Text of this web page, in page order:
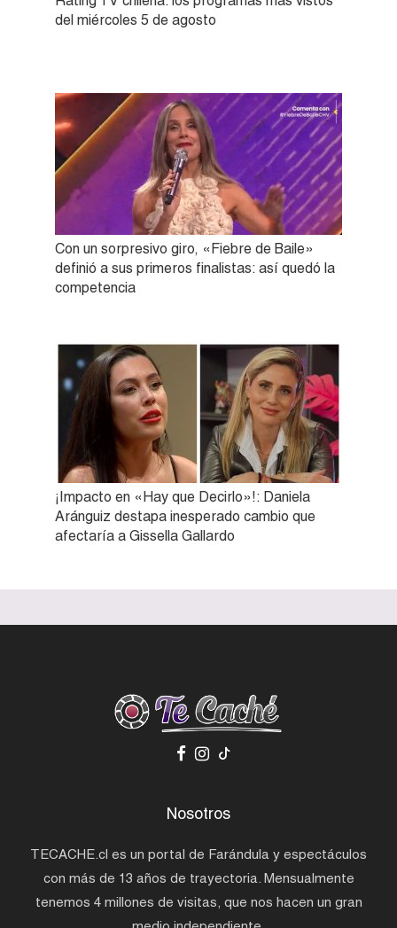
del miércoles 5 de agosto
Con un sorpresivo giro, «Fiebre de Baile»
definió a sus primeros finalistas: así quedó la
competencia
¡Impacto en «Hay que Decirlo»!: Daniela
Aránguiz destapa inesperado cambio que
afectaría a Gissella Gallardo
Nosotros
TECACHE.cl es un portal de Farándula y espectáculos
con más de 13 años de trayectoria. Mensualmente
tenemos 4 millones de visitas, que nos hacen un gran